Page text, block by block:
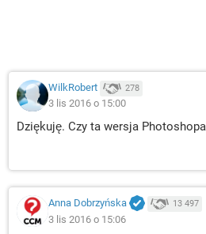
WilkRobert 278
3 lis 2016 o 15:00
Dziękuję. Czy ta wersja
Anna Dobrzyńska 13 497
3 lis 2016 o 15:06